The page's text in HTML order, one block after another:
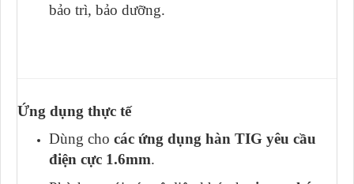
bảo trì, bảo dưỡng.
Ứng dụng thực tế
Dùng cho các ứng dụng hàn TIG yêu cầu
điện cực 1.6mm.